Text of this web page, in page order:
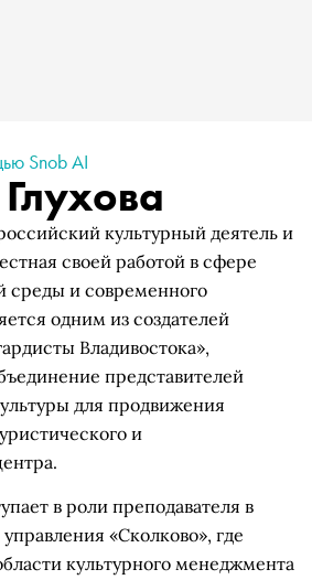
Snob AI
культурный деятель и
своей работой в сфере
среды и современного
одним из создателей
Владивостока»,
представителей
для продвижения
и
в роли преподавателя в
«Сколково», где
культурного менеджмента